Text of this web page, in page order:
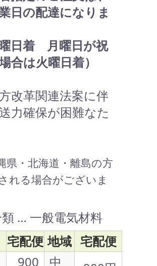
日の配達になりま
曜日着 月曜日が祝
合は火曜日着）
改革関連法案に伴
力確保が困難なた
県・北海道・離島の方
れる場合がございま
… 一般電気材料
宅配便 地域 宅配便
900 中